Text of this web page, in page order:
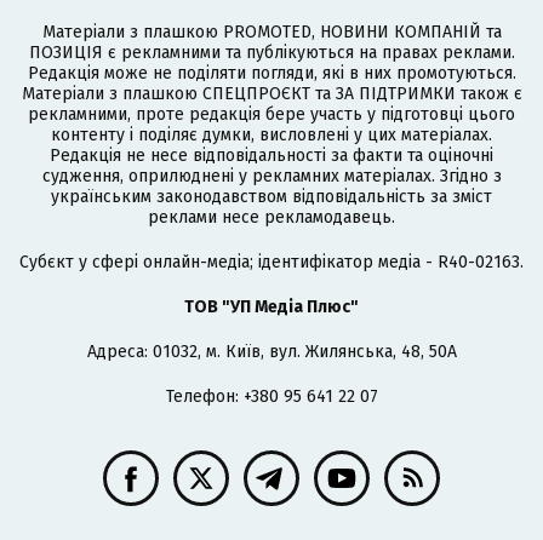
Матеріали з плашкою PROMOTED, НОВИНИ КОМПАНІЙ та
ПОЗИЦІЯ є рекламними та публікуються на правах реклами.
Редакція може не поділяти погляди, які в них промотуються.
Матеріали з плашкою СПЕЦПРОЄКТ та ЗА ПІДТРИМКИ також є
рекламними, проте редакція бере участь у підготовці цього
контенту і поділяє думки, висловлені у цих матеріалах.
Редакція не несе відповідальності за факти та оціночні
судження, оприлюднені у рекламних матеріалах. Згідно з
українським законодавством відповідальність за зміст
реклами несе рекламодавець.
Cубєкт у сфері онлайн-медіа; ідентифікатор медіа - R40-02163.
ТОВ "УП Медіа Плюс"
Адреса: 01032, м. Київ, вул. Жилянська, 48, 50А
Телефон: +380 95 641 22 07